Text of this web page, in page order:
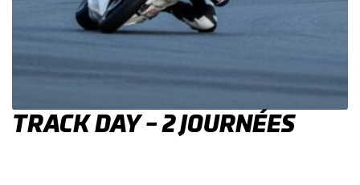
TRACK DAY – 2 JOURNÉES